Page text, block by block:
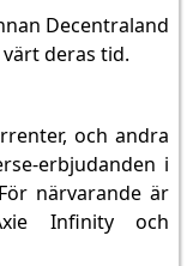
Decentraland
deras tid.
och andra
erbjudanden i
närvarande är
Infinity och